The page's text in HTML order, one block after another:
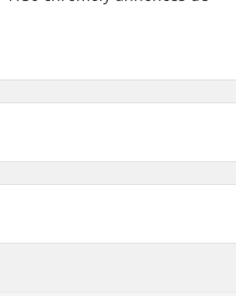
Diamètre de l'axe de la pédale: